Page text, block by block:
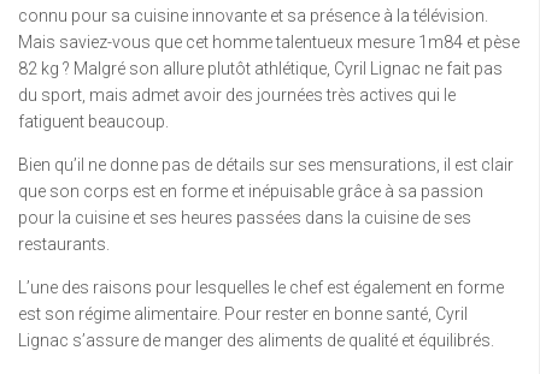
connu pour sa cuisine innovante et sa présence à la télévision.
Mais saviez-vous que cet homme talentueux mesure 1m84 et pèse
82 kg ? Malgré son allure plutôt athlétique, Cyril Lignac ne fait pas
du sport, mais admet avoir des journées très actives qui le
fatiguent beaucoup.
Bien qu’il ne donne pas de détails sur ses mensurations, il est clair
que son corps est en forme et inépuisable grâce à sa passion
pour la cuisine et ses heures passées dans la cuisine de ses
restaurants.
L’une des raisons pour lesquelles le chef est également en forme
est son régime alimentaire. Pour rester en bonne santé, Cyril
Lignac s’assure de manger des aliments de qualité et équilibrés.